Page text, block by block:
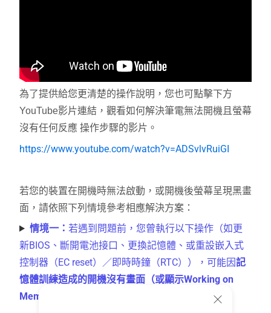
為了提供給您更清楚的操作說明，您也可點擊下方
YouTube影片連結，觀看如何解決筆電無法開機且螢幕
沒有任何反應 操作步驟的影片。
https://www.youtube.com/watch?v=ADSvlvRuiGI
若您的裝置在開機時無法啟動，或開機後螢幕呈現黑畫
面，請依照下列情境參考相應解決方案：
情境一： 若遇到問題前，您曾執行以下操作（如更
新BIOS、斷開電池接口、更換記憶體、或重設嵌入式
控制器（EC reset）／即時時鐘（RTC）），可能因記
憶體訓練造成的開機沒有畫面（或顯示Working on
Memory Training）